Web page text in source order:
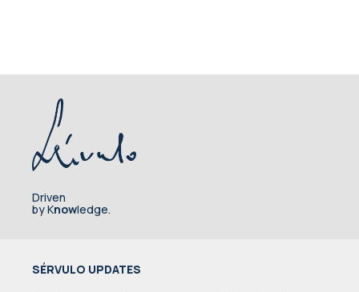
Driven
by Knowledge.
SÉRVULO UPDATES